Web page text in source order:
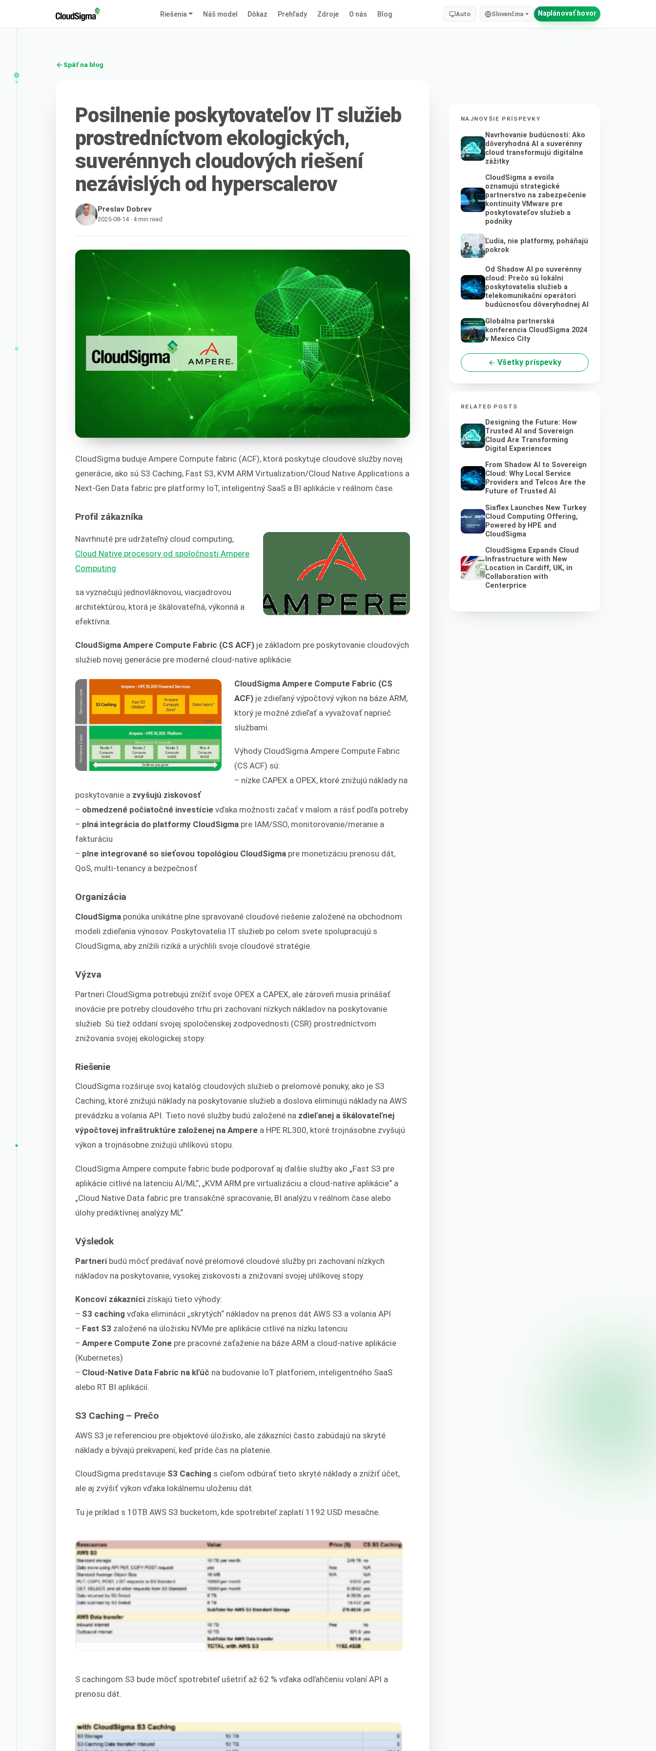
Riešenia Náš model Dôkaz Prehľady Zdroje O nás Blog Auto Slovenčina Naplánovať hovor
Späť na blog
Posilnenie poskytovateľov IT služieb
prostredníctvom ekologických,
suverénnych cloudových riešení
nezávislých od hyperscalerov
Preslav Dobrev
2025-08-14 · 4 min read
CloudSigma buduje Ampere Compute fabric (ACF), ktorá poskytuje cloudové služby novej
generácie, ako sú S3 Caching, Fast S3, KVM ARM Virtualization/Cloud Native Applications a
Next-Gen Data fabric pre platformy IoT, inteligentný SaaS a BI aplikácie v reálnom čase.
Profil zákazníka
Navrhnuté pre udržateľný cloud computing,
Cloud Native procesory od spoločnosti Ampere
Computing
sa vyznačujú jednovláknovou, viacjadrovou
architektúrou, ktorá je škálovateľná, výkonná a
efektívna.
CloudSigma Ampere Compute Fabric (CS ACF) je základom pre poskytovanie cloudových
služieb novej generácie pre moderné cloud-native aplikácie.
CloudSigma Ampere Compute Fabric (CS
ACF)je zdieľaný výpočtový výkon na báze ARM,
ktorý je možné zdieľať a vyvažovať naprieč
službami.
Výhody CloudSigma Ampere Compute Fabric
(CS ACF) sú:
– nízke CAPEX a OPEX, ktoré znižujú náklady na
poskytovanie a zvyšujú ziskovosť
– obmedzené počiatočné investície vďaka možnosti začať v malom a rásť podľa potreby
– plná integrácia do platformy CloudSigma pre IAM/SSO, monitorovanie/meranie a
fakturáciu
– plne integrované so sieťovou topológiou CloudSigma pre monetizáciu prenosu dát,
QoS, multi-tenancy a bezpečnosť
Organizácia
CloudSigma ponúka unikátne plne spravované cloudové riešenie založené na obchodnom
modeli zdieľania výnosov. Poskytovatelia IT služieb po celom svete spolupracujú s
CloudSigma, aby znížili riziká a urýchlili svoje cloudové stratégie.
Výzva
Partneri CloudSigma potrebujú znížiť svoje OPEX a CAPEX, ale zároveň musia prinášať
inovácie pre potreby cloudového trhu pri zachovaní nízkych nákladov na poskytovanie
služieb. Sú tiež oddaní svojej spoločenskej zodpovednosti (CSR) prostredníctvom
znižovania svojej ekologickej stopy.
Riešenie
CloudSigma rozširuje svoj katalóg cloudových služieb o prelomové ponuky, ako je S3
Caching, ktoré znižujú náklady na poskytovanie služieb a doslova eliminujú náklady na AWS
prevádzku a volania API. Tieto nové služby budú založené na zdieľanej a škálovateľnej
výpočtovej infraštruktúre založenej na Ampere a HPE RL300, ktoré trojnásobne zvyšujú
výkon a trojnásobne znižujú uhlíkovú stopu.
CloudSigma Ampere compute fabric bude podporovať aj ďalšie služby ako „Fast S3 pre
aplikácie citlivé na latenciu AI/ML“, „KVM ARM pre virtualizáciu a cloud-native aplikácie“ a
„Cloud Native Data fabric pre transakčné spracovanie, BI analýzu v reálnom čase alebo
úlohy prediktívnej analýzy ML“.
Výsledok
Partneri budú môcť predávať nové prelomové cloudové služby pri zachovaní nízkych
nákladov na poskytovanie, vysokej ziskovosti a znižovaní svojej uhlíkovej stopy.
Koncoví zákazníci získajú tieto výhody:
– S3 caching vďaka eliminácii „skrytých“ nákladov na prenos dát AWS S3 a volania API
– Fast S3 založené na úložisku NVMe pre aplikácie citlivé na nízku latenciu
–Ampere Compute Zone pre pracovné zaťaženie na báze ARM a cloud-native aplikácie
(Kubernetes)
– Cloud-Native Data Fabric na kľúč na budovanie IoT platforiem, inteligentného SaaS
alebo RT BI aplikácií.
S3 Caching – Prečo
AWS S3 je referenciou pre objektové úložisko, ale zákazníci často zabúdajú na skryté
náklady a bývajú prekvapení, keď príde čas na platenie.
CloudSigma predstavuje S3 Caching s cieľom odbúrať tieto skryté náklady a znížiť účet,
ale aj zvýšiť výkon vďaka lokálnemu uloženiu dát.
Tu je príklad s 10TB AWS S3 bucketom, kde spotrebiteľ zaplatí 1192 USD mesačne.
S cachingom S3 bude môcť spotrebiteľ ušetriť až 62 % vďaka odľahčeniu volaní API a
prenosu dát.
NAJNOVŠIE PRÍSPEVKY
Navrhovanie budúcnosti: Ako
dôveryhodná AI a suverénny
cloud transformujú digitálne
zážitky
CloudSigma a evoila
oznamujú strategické
partnerstvo na zabezpečenie
kontinuity VMware pre
poskytovateľov služieb a
podniky
Ľudia, nie platformy, poháňajú
pokrok
Od Shadow AI po suverénny
cloud: Prečo sú lokálni
poskytovatelia služieb a
telekomunikační operátori
budúcnosťou dôveryhodnej AI
Globálna partnerská
konferencia CloudSigma 2024
v Mexico City
Všetky príspevky
RELATED POSTS
Designing the Future: How
Trusted AI and Sovereign
Cloud Are Transforming
Digital Experiences
From Shadow AI to Sovereign
Cloud: Why Local Service
Providers and Telcos Are the
Future of Trusted AI
Siaflex Launches New Turkey
Cloud Computing Offering,
Powered by HPE and
CloudSigma
CloudSigma Expands Cloud
Infrastructure with New
Location in Cardiff, UK, in
Collaboration with
Centerprice